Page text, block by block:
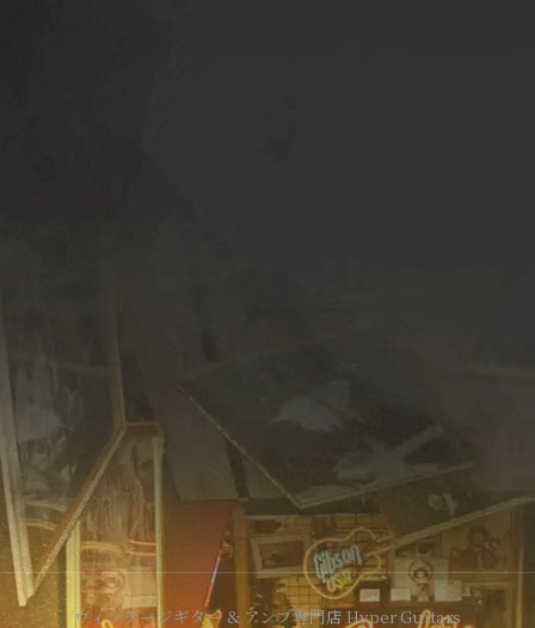
ヴィンテージギター & アンプ専門店 Hyper Guitars